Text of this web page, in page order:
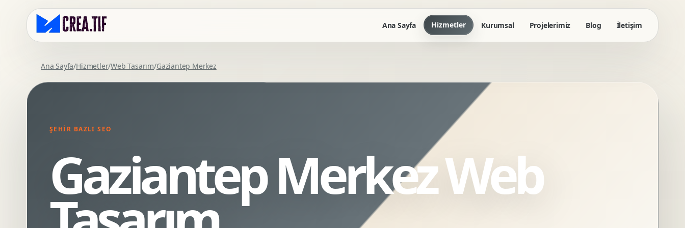
Ana Sayfa Hizmetler
Kurumsal Web Tasarim
SEO Uyumlu Web Tasarim
Webflow Web Tasarim
Framer Web Tasarim
Kurumsal Site Yenileme
Prototip Tasarimi
Dashboard UI Tasarimi
Conversion UX Optimizasyonu
Kurumsal Dokuman Tasarimi
Ofis Ici Gorsel Kimlik
Kurumsal Katalog Tasarimi
Kurumsal Projelerimiz Blog İletişim
Ana Sayfa/Hizmetler/Web Tasarım/Gaziantep Merkez
ŞEHIR BAZLI SEO
Gaziantep Merkez Web